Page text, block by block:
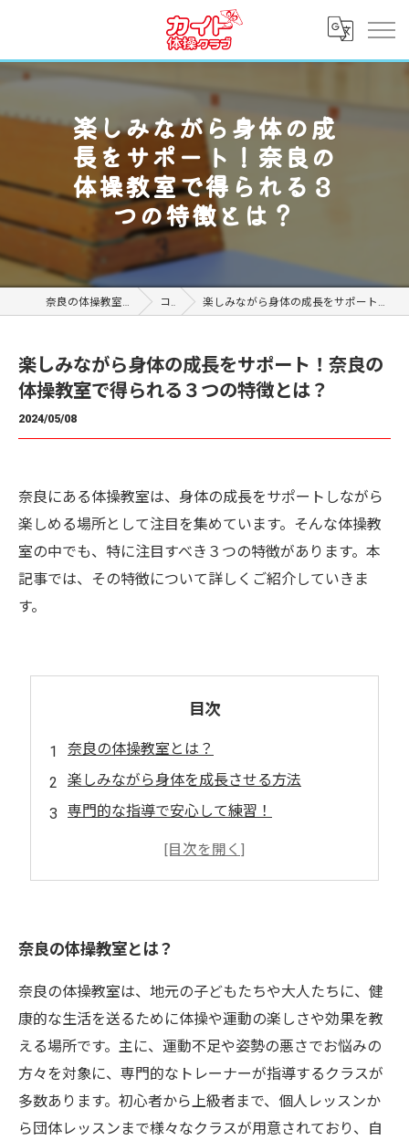
楽しみながら身体の成
長をサポート！奈良の
体操教室で得られる３
つの特徴とは？
奈良の体操教室ならカイト体操クラブ コラム 楽しみながら身体の成長をサポート！奈良の体操教室で得られる３つの特徴とは？
楽しみながら身体の成長をサポート！奈良の
体操教室で得られる３つの特徴とは？
2024/05/08
奈良にある体操教室は、身体の成長をサポートしながら
楽しめる場所として注目を集めています。そんな体操教
室の中でも、特に注目すべき３つの特徴があります。本
記事では、その特徴について詳しくご紹介していきま
す。
目次
奈良の体操教室とは？
楽しみながら身体を成長させる方法
専門的な指導で安心して練習！
技術や体力を向上させるためのトレーニング
奈良の体操教室とは？
奈良の体操教室は、地元の子どもたちや大人たちに、健
康的な生活を送るために体操や運動の楽しさや効果を教
える場所です。主に、運動不足や姿勢の悪さでお悩みの
方々を対象に、専門的なトレーナーが指導するクラスが
多数あります。初心者から上級者まで、個人レッスンか
ら団体レッスンまで様々なクラスが用意されており、自